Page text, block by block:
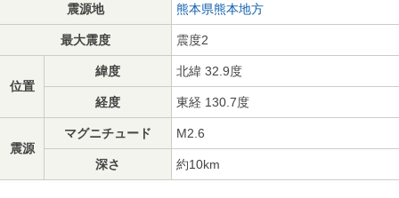
震源地 熊本県熊本地方
最大震度 震度2
位置
緯度 北緯 32.9度
経度 東経 130.7度
震源
マグニチュード M2.6
深さ 約10km